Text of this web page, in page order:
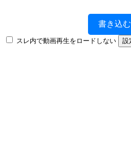
書き込む
スレ内で動画再生をロードしない